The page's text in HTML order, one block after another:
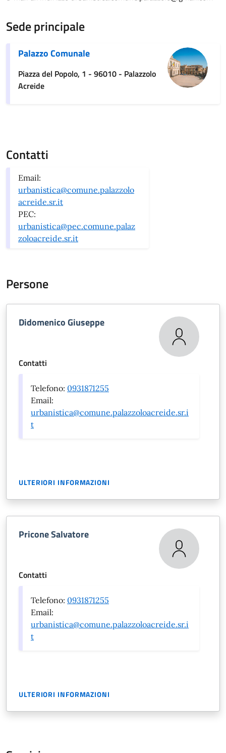
Sede principale
Palazzo Comunale
Piazza del Popolo, 1 - 96010 - Palazzolo
Acreide
Contatti
Email:
urbanistica@comune.palazzolo
acreide.sr.it
PEC:
urbanistica@pec.comune.palaz
zoloacreide.sr.it
Persone
Didomenico Giuseppe
Contatti
Telefono: 0931871255
Email:
urbanistica@comune.palazzoloacreide.sr.i
t
ULTERIORI INFORMAZIONI
Pricone Salvatore
Contatti
Telefono: 0931871255
Email:
urbanistica@comune.palazzoloacreide.sr.i
t
ULTERIORI INFORMAZIONI